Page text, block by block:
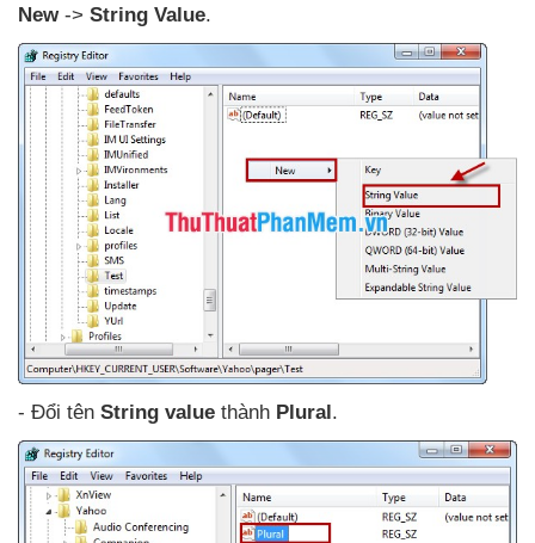
New-> String Value.
- Đổi tên String value thành Plural.